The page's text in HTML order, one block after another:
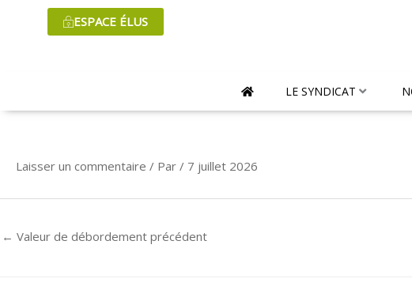
ESPACE ÉLUS
LE SYNDICAT
Laisser un commentaire / Par / 7 juillet 2026
← Valeur de débordement précédent